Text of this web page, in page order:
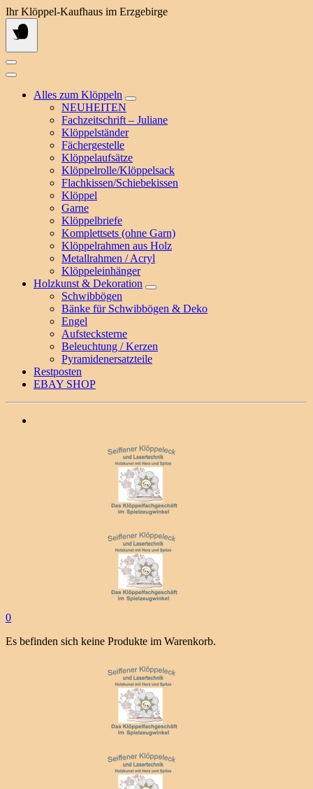
Springe
zum
Inhalt
Ihr Klöppel-Kaufhaus im Erzgebirge
Alles zum Klöppeln
NEUHEITEN
Fachzeitschrift – Juliane
Klöppelständer
Fächergestelle
Klöppelaufsätze
Klöppelrolle/Klöppelsack
Flachkissen/Schiebekissen
Klöppel
Garne
Klöppelbriefe
Komplettsets (ohne Garn)
Klöppelrahmen aus Holz
Metallrahmen / Acryl
Klöppeleinhänger
Holzkunst & Dekoration
Schwibbögen
Bänke für Schwibbögen & Deko
Engel
Aufstecksterne
Beleuchtung / Kerzen
Pyramidenersatzteile
Restposten
EBAY SHOP
0
Es befinden sich keine Produkte im Warenkorb.